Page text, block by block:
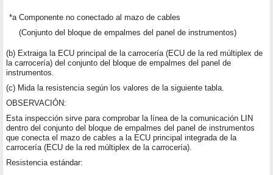
*a Componente no conectado al mazo de cables
(Conjunto del bloque de empalmes del panel de instrumentos)
(b) Extraiga la ECU principal de la carrocería (ECU de la red múltiplex de
la carrocería) del conjunto del bloque de empalmes del panel de
instrumentos.
(c) Mida la resistencia según los valores de la siguiente tabla.
OBSERVACIÓN:
Esta inspección sirve para comprobar la línea de la comunicación LIN
dentro del conjunto del bloque de empalmes del panel de instrumentos
que conecta el mazo de cables a la ECU principal integrada de la
carrocería (ECU de la red múltiplex de la carrocería).
Resistencia estándar: